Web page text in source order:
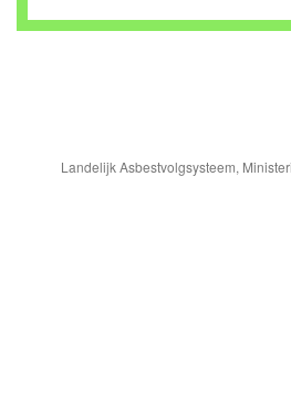
Landelijk Asbestvolgsysteem,